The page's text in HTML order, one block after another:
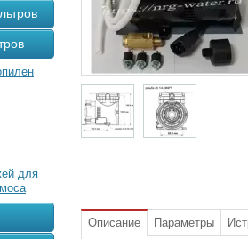
для
Описание Параметры